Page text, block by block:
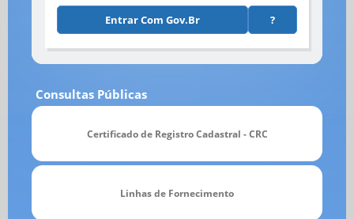
Entrar Com Gov.br ?
Consultas Públicas
Certificado de Registro Cadastral - CRC
Linhas de Fornecimento